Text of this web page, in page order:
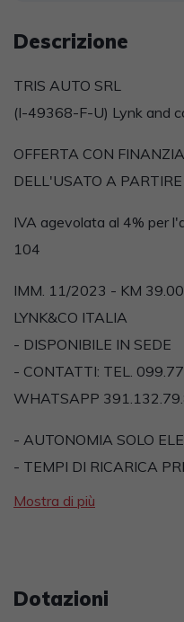
Descrizione
TRIS AUTO SRL
(I-49368-F-U) Lynk and
OFFERTA CON
DELL'USATO A
IVA agevolata al 4% per
104
IMM. 11/2023 - KM
LYNK&CO ITALIA
- DISPONIBILE IN SEDE
- CONTATTI: TEL.
WHATSAPP
- AUTONOMIA SOLO
- TEMPI DI RICARICA
Mostra di più
Dotazioni